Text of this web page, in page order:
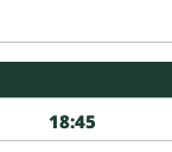
18:45